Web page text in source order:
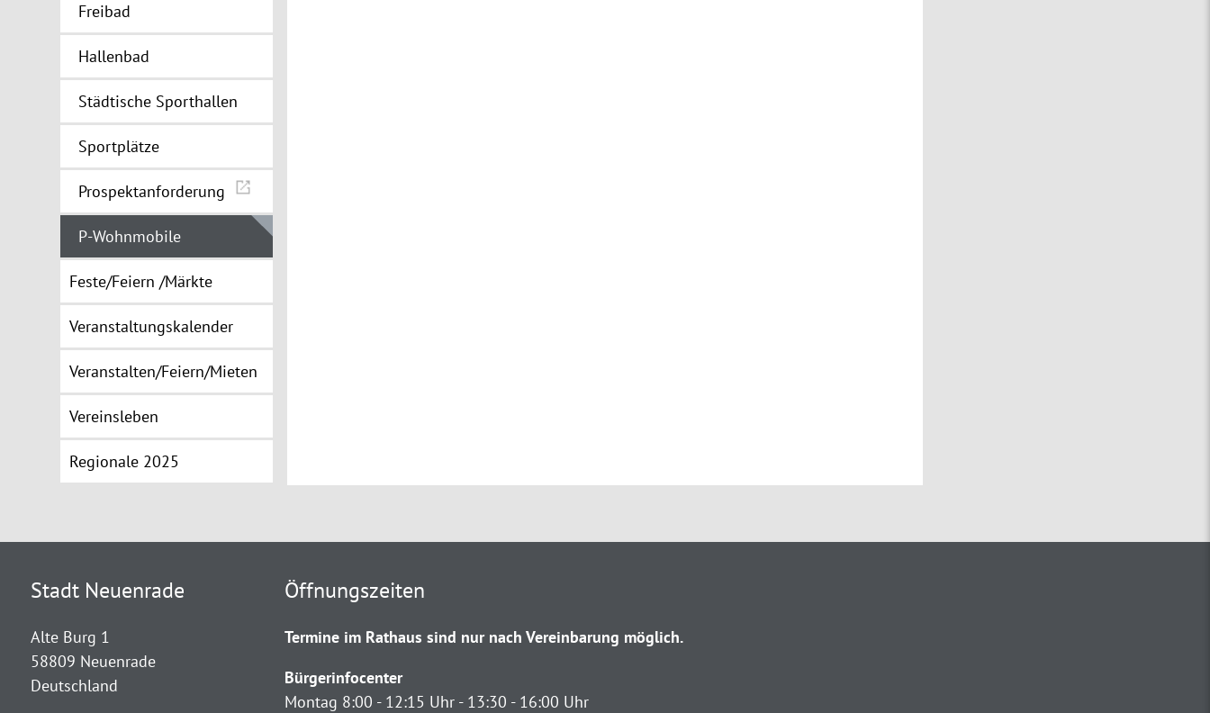
Freibad
Hallenbad
Städtische Sporthallen
Sportplätze
Prospektanforderung
P-Wohnmobile
Feste/Feiern /Märkte
Veranstaltungskalender
Veranstalten/Feiern/Mieten
Vereinsleben
Regionale 2025
Stadt Neuenrade
Alte Burg 1
58809 Neuenrade
Deutschland
Öffnungszeiten
Termine im Rathaus sind nur nach Vereinbarung möglich.
Bürgerinfocenter
Montag 8:00 - 12:15 Uhr - 13:30 - 16:00 Uhr